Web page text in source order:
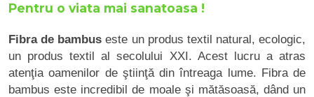
Pentru o viata mai sanatoasa !
Fibra de bambus este un produs textil natural, ecologic,
un produs textil al secolului XXI. Acest lucru a atras
atenţia oamenilor de ştiinţă din întreaga lume. Fibra de
bambus este incredibil de moale şi mătăsoasă, dând un